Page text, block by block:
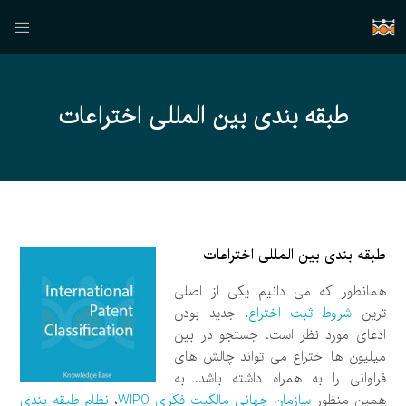
طبقه بندی بین المللی اختراعات
طبقه بندی بین المللی اختراعات
همانطور که می دانیم یکی از اصلی
ترین شروط ثبت اختراع، جدید بودن
ادعای مورد نظر است. جستجو در بین
میلیون ها اختراع می تواند چالش های
فراوانی را به همراه داشته باشد. به
همین منظورسازمان جهانی مالکیت فکری WIPO ، نظام طبقه بندی